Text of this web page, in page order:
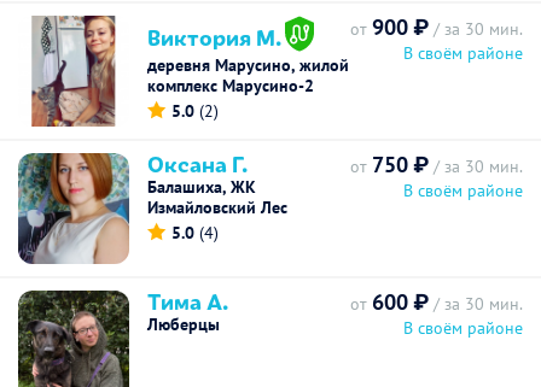
Виктория М.
деревня Марусино, жилой
комплекс Марусино-2
5.0 (2)
от 900 ₽ / за 30 мин.
В своём районе
Оксана Г.
Балашиха, ЖК
Измайловский Лес
5.0 (4)
от 750 ₽ / за 30 мин.
В своём районе
Тима А.
Люберцы
от 600 ₽ / за 30 мин.
В своём районе